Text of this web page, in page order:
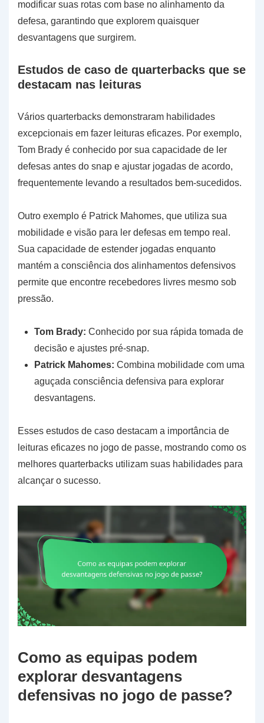
modificar suas rotas com base no alinhamento da
defesa, garantindo que explorem quaisquer
desvantagens que surgirem.
Estudos de caso de quarterbacks que se
destacam nas leituras
Vários quarterbacks demonstraram habilidades
excepcionais em fazer leituras eficazes. Por exemplo,
Tom Brady é conhecido por sua capacidade de ler
defesas antes do snap e ajustar jogadas de acordo,
frequentemente levando a resultados bem-sucedidos.
Outro exemplo é Patrick Mahomes, que utiliza sua
mobilidade e visão para ler defesas em tempo real.
Sua capacidade de estender jogadas enquanto
mantém a consciência dos alinhamentos defensivos
permite que encontre recebedores livres mesmo sob
pressão.
Tom Brady: Conhecido por sua rápida tomada de
decisão e ajustes pré-snap.
Patrick Mahomes: Combina mobilidade com uma
aguçada consciência defensiva para explorar
desvantagens.
Esses estudos de caso destacam a importância de
leituras eficazes no jogo de passe, mostrando como os
melhores quarterbacks utilizam suas habilidades para
alcançar o sucesso.
Como as equipas podem
explorar desvantagens
defensivas no jogo de passe?